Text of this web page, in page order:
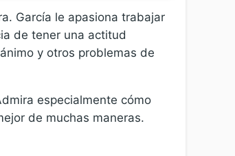
García le apasiona trabajar
de tener una actitud
y otros problemas de
especialmente cómo
de muchas maneras.